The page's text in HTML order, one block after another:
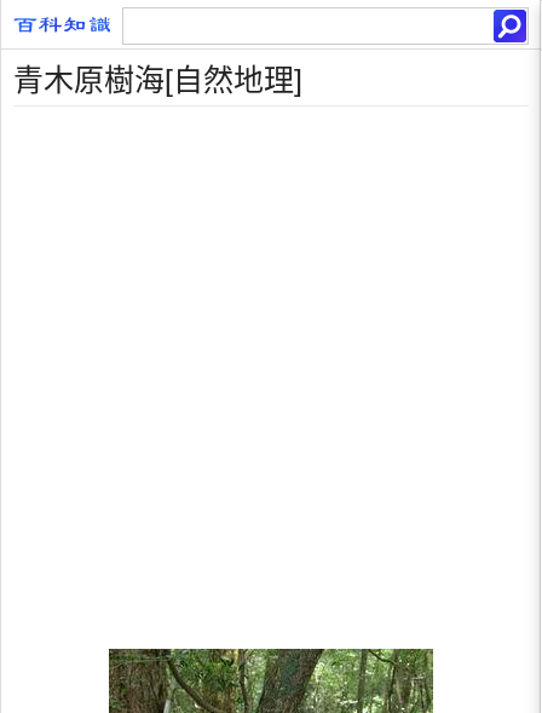
青木原樹海[自然地理]